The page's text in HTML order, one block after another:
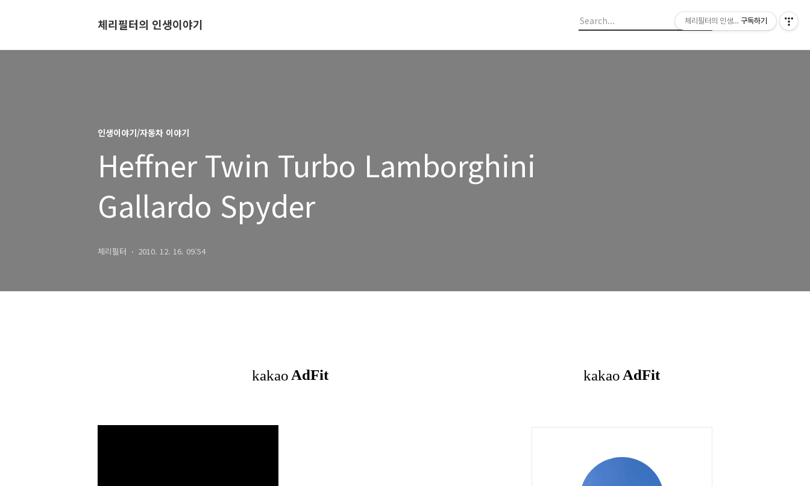
체리필터의 인생이야기
인생이야기/자동차 이야기
Heffner Twin Turbo Lamborghini
Gallardo Spyder
체리필터 2010. 12. 16. 09:54
체리필터의 인생이야기구독하기